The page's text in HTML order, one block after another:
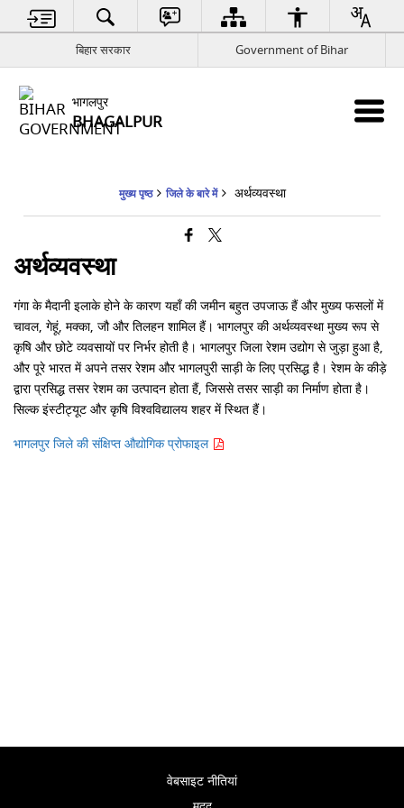
बिहार सरकार Government of Bihar
भागलपुर
BHAGALPUR
मुख्य पृष्ठ जिले के बारे में अर्थव्यवस्था
अर्थव्यवस्था
गंगा के मैदानी इलाके होने के कारण यहाँ की जमीन बहुत उपजाऊ हैं और मुख्य फसलों में
चावल, गेहूं, मक्का, जौ और तिलहन शामिल हैं। भागलपुर की अर्थव्यवस्था मुख्य रूप से
कृषि और छोटे व्यवसायों पर निर्भर होती है। भागलपुर जिला रेशम उद्योग से जुड़ा हुआ है,
और पूरे भारत में अपने तसर रेशम और भागलपुरी साड़ी के लिए प्रसिद्ध है। रेशम के कीड़े
द्वारा प्रसिद्ध तसर रेशम का उत्पादन होता हैं, जिससे तसर साड़ी का निर्माण होता है।
सिल्क इंस्टीट्यूट और कृषि विश्वविद्यालय शहर में स्थित हैं।
भागलपुर जिले की संक्षिप्त औद्योगिक प्रोफाइल
वेबसाइट नीतियां